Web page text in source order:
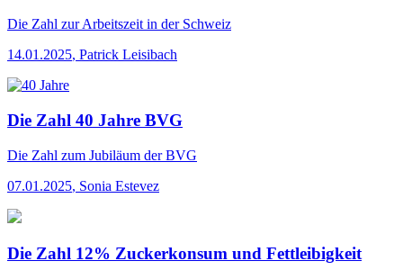
Die Zahl zur Arbeitszeit in der Schweiz
14.01.2025, Patrick Leisibach
Die Zahl 40 Jahre BVG
Die Zahl zum Jubiläum der BVG
07.01.2025, Sonia Estevez
Die Zahl 12% Zuckerkonsum und Fettleibigkeit